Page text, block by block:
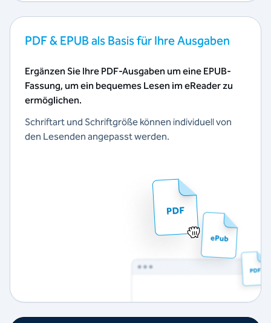
PDF & EPUB als Basis für Ihre Ausgaben
Ergänzen Sie Ihre PDF-Ausgaben um eine EPUB-
Fassung, um ein bequemes Lesen im eReader zu
ermöglichen.
Schriftart und Schriftgröße können individuell von
den Lesenden angepasst werden.